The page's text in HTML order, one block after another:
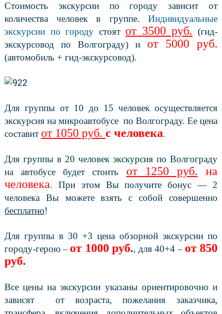
Стоимость экскурсии по городу зависит от
количества человек в группе.Индивидуальные
экскурсии по городу стоят от 3500 руб. (гид-
экскурсовод по Волгограду) и
от 5000 руб.
(автомобиль + гид-экскурсовод).
Для группы от 10 до 15 человек осуществляется
экскурсия на микроавтобусе по Волгограду. Ее цена
составит от 1050 руб. с человека.
Для группы в 20 человек экскурсия по Волгограду
на автобусе будет стоить
от 1250 руб. на
человека. При этом Вы получите бонус — 2
человека Вы можете взять с собой совершенно
бесплатно!
Для группы в 30 +3 цена обзорной экскурсии по
городу-герою– от 1000 руб.,для 40+4 – от 850
руб.
Все цены на экскурсии указаны ориентировочно и
зависят от возраста, пожелания заказчика,